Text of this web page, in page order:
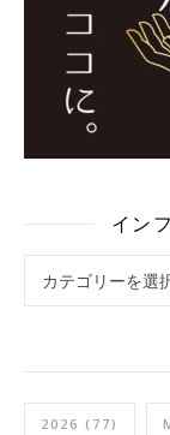
イン
2026 (77)